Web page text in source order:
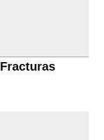
Fracturas